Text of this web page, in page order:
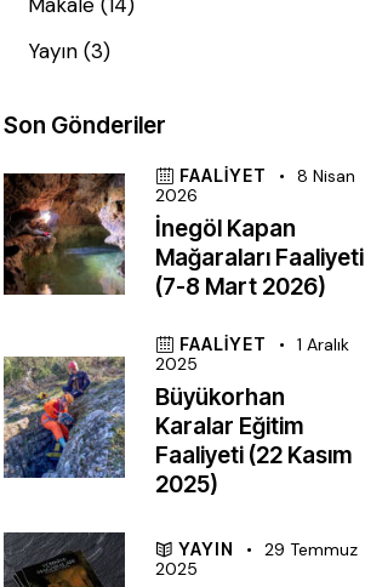
Yayın (3)
Son Gönderiler
FAALIYET
8 Nisan
2026
İnegöl Kapan
Mağaraları Faaliyeti
(7-8 Mart 2026)
FAALIYET
1 Aralık
2025
Büyükorhan
Karalar Eğitim
Faaliyeti (22 Kasım
2025)
YAYIN
29 Temmuz
2025